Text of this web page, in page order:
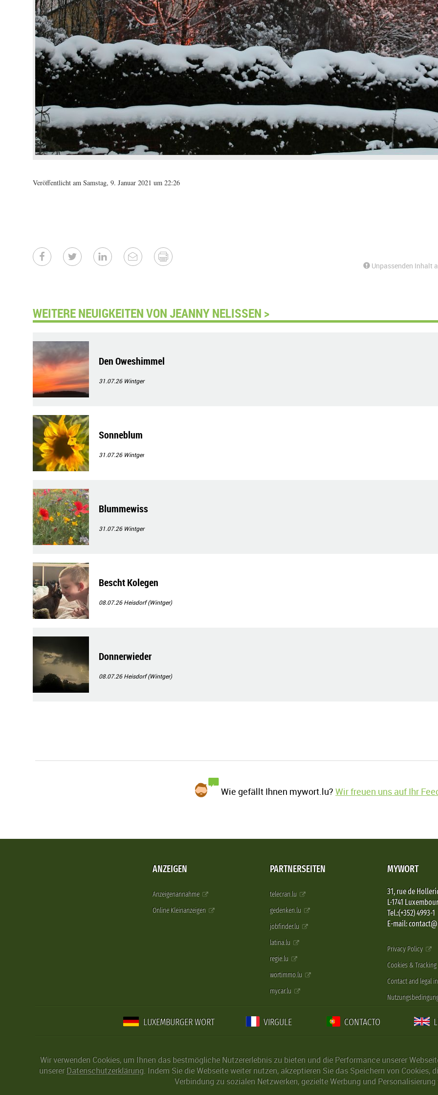
Veröffentlicht am Samstag, 9. Januar 2021 um 22:26
Unpassenden Inhalt
WEITERE NEUIGKEITEN VON JEANNY NELISSEN >
Den Oweshimmel
31.07.26 Wintger
Sonneblum
31.07.26 Wintger
Blummewiss
31.07.26 Wintger
Bescht Kolegen
08.07.26Heisdorf (Wintger)
Donnerwieder
08.07.26Heisdorf (Wintger)
Wie gefällt Ihnen mywort.lu?Wir freuen uns auf Ihr
ANZEIGEN
Anzeigenannahme
Online Kleinanzeigen
PARTNERSEITEN
telecran.lu
gedenken.lu
jobfinder.lu
latina.lu
regie.lu
wortimmo.lu
mycar.lu
MYWORT
31, rue de
L-1741
Tel.:(+352) 4993-1
E-mail:
Privacy Policy
Cookies & Tracking
Contact and legal
LUXEMBURGER WORT VIRGULE CONTACTO
Wir verwenden Cookies, um Ihnen das bestmögliche Nutzererlebnis zu bieten und die Performance unserer
unserer Datenschutzerklärung. Indem Sie die Webseite weiter nutzen, akzeptieren Sie das Speichern von
Verbindung zu sozialen Netzwerken, gezielte Werbung und